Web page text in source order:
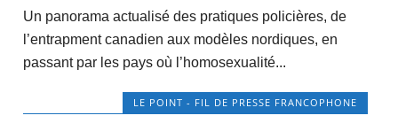
Un panorama actualisé des pratiques policières, de
l’entrapment canadien aux modèles nordiques, en
passant par les pays où l’homosexualité...
LE POINT - FIL DE PRESSE FRANCOPHONE